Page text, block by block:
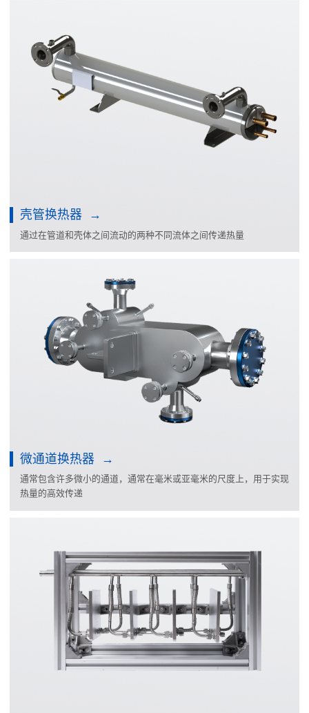
壳管换热器
通过在管道和壳体之间流动的两种不同流体之间传递热量
微通道换热器
通常包含许多微小的通道，通常在毫米或亚毫米的尺度上，用于实现
热量的高效传递